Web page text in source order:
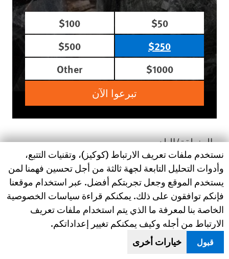
$50
$100
$250
$500
$1000
Other
تبرعوا الآن
المنطقة/البلد
الشرق الأوسط وشمال أفريقيا لبنان
الموضوع اللاجئون والمهاجرون
قراءة المزيد
20 أبريل/نيسان 2018 بيان صحفي
لبنان: إخلاءات جماعية تطال اللاجئين
Human Rights Watch cookie preferences
نستخدم ملفات تعريف الارتباط (كوكيز)، وتقنيات التتبع،
وأدوات التحليل التابعة لجهة ثالثة من أجل تحسين فهمنا لمن
يستخدم الموقع وجعل تجربتكم أفضل. عبر استخدام موقعنا
فإنكم توافقون على ذلك. يمكنكم قراءة سياسات الخصوصية
الخاصة بنا لمعرفة ما الذي يتم استخدام ملفات تعريف
الارتباط من أجله وكيف يمكنكم تغيير إعداداتكم.
قبول خيارات أخرى